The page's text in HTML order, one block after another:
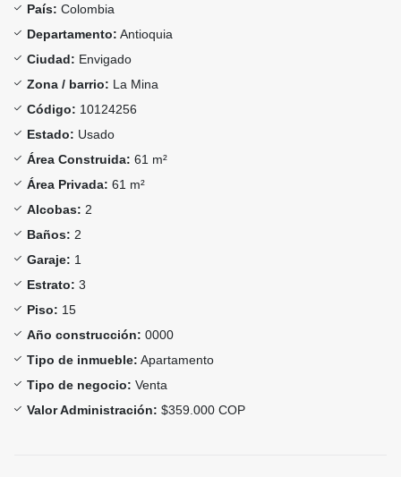
País: Colombia
Departamento: Antioquia
Ciudad: Envigado
Zona / barrio: La Mina
Código: 10124256
Estado: Usado
Área Construida: 61 m²
Área Privada: 61 m²
Alcobas: 2
Baños: 2
Garaje: 1
Estrato: 3
Piso: 15
Año construcción: 0000
Tipo de inmueble: Apartamento
Tipo de negocio: Venta
Valor Administración: $359.000 COP